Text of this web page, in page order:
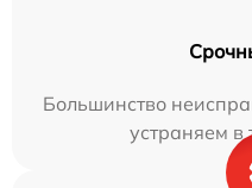
Большинство
устраняем в